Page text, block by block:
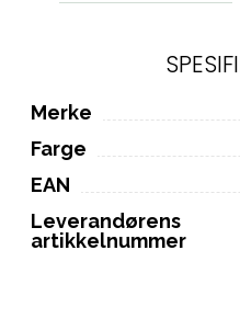
Merke
Farge
EAN
Leverandørens
artikkelnummer